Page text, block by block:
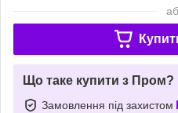
Що таке купити з Пром?
Замовлення під захистом